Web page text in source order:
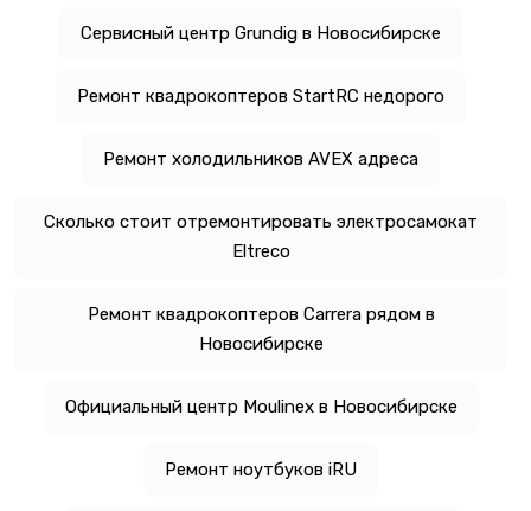
Сервисный центр Grundig в Новосибирске
Ремонт квадрокоптеров StartRC недорого
Ремонт холодильников AVEX адреса
Сколько стоит отремонтировать электросамокат
Eltreco
Ремонт квадрокоптеров Carrera рядом в
Новосибирске
Официальный центр Moulinex в Новосибирске
Ремонт ноутбуков iRU